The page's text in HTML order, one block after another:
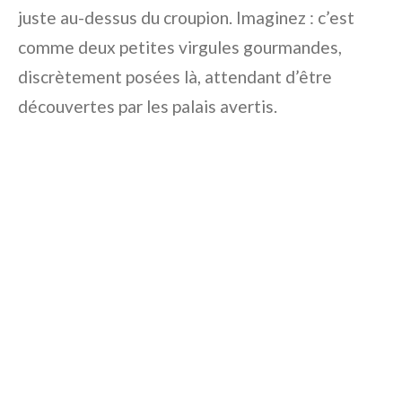
juste au-dessus du croupion. Imaginez : c’est
comme deux petites virgules gourmandes,
discrètement posées là, attendant d’être
découvertes par les palais avertis.